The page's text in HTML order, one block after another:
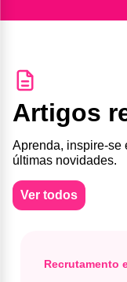
Artigos
Aprenda, inspire-se
últimas novidades.
Ver todos
Recrutamento